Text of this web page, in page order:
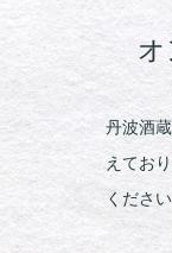
丹波酒
えてお
くださ